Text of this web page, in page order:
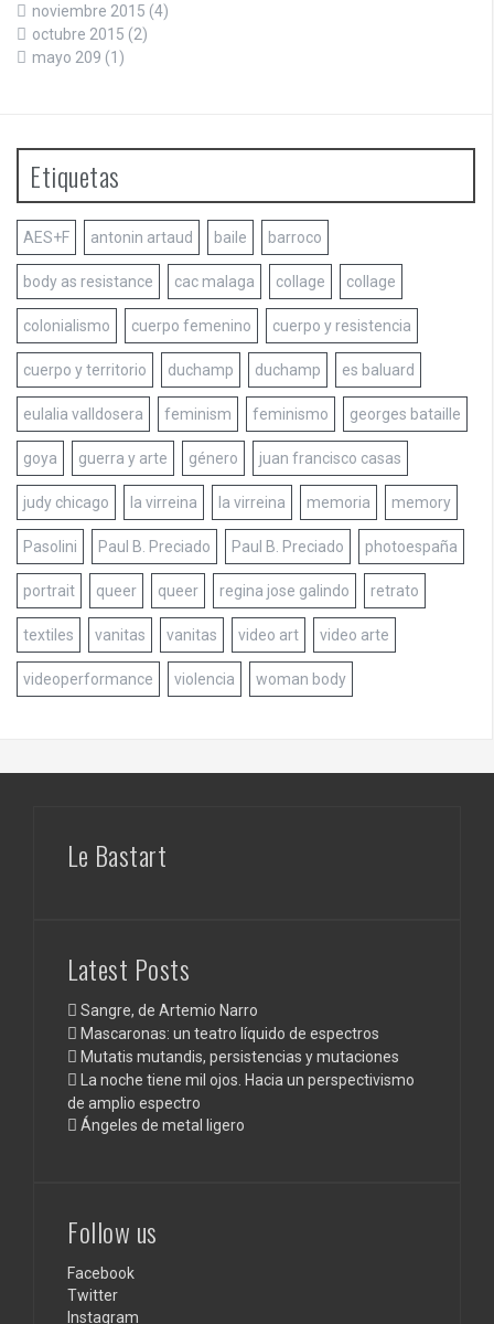
noviembre 2015 (4)
octubre 2015 (2)
mayo 209 (1)
Etiquetas
AES+F antonin artaud baile barroco
body as resistance cac malaga collage collage
colonialismo cuerpo femenino cuerpo y resistencia
cuerpo y territorio duchamp duchamp es baluard
eulalia valldosera feminism feminismo georges bataille
goya guerra y arte género juan francisco casas
judy chicago la virreina la virreina memoria memory
Pasolini Paul B. Preciado Paul B. Preciado photoespaña
portrait queer queer regina jose galindo retrato
textiles vanitas vanitas video art video arte
videoperformance violencia woman body
Le Bastart
Latest Posts
Sangre, de Artemio Narro
Mascaronas: un teatro líquido de espectros
Mutatis mutandis, persistencias y mutaciones
La noche tiene mil ojos. Hacia un perspectivismo
de amplio espectro
Ángeles de metal ligero
Follow us
Facebook
Twitter
Instagram